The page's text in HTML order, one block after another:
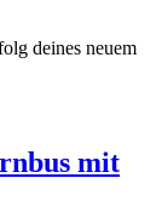
deines neuem
mit